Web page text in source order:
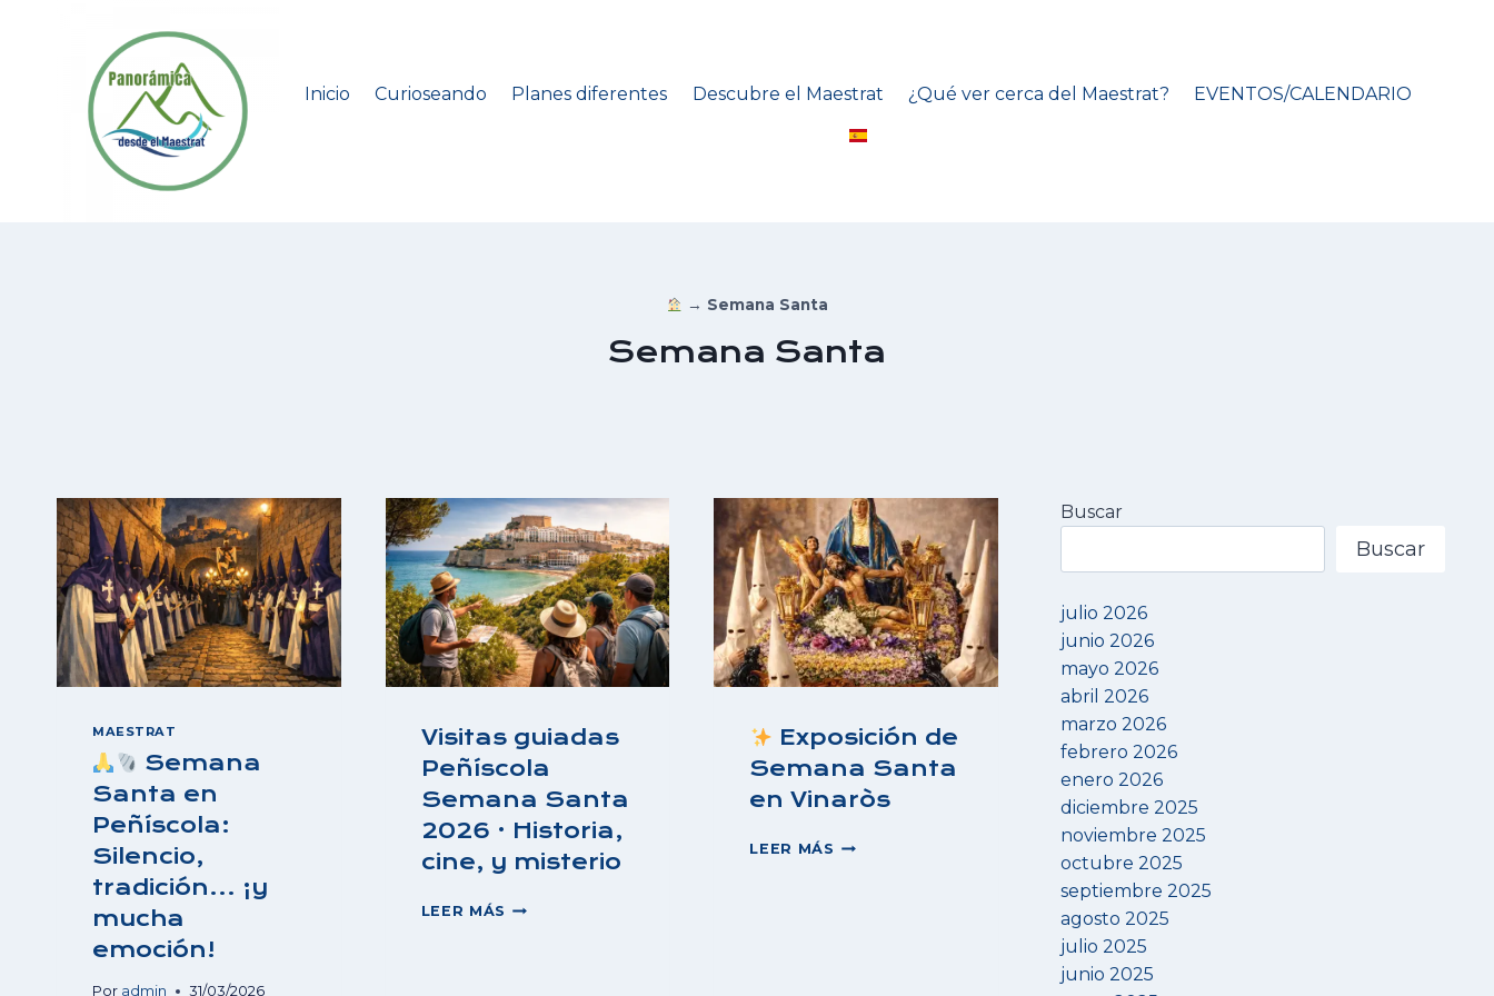
Inicio
Curioseando Planes diferentes Descubre el Maestrat ¿Qué ver cerca del Maestrat? EVENTOS/CALENDARIO
→ Semana Santa
Semana Santa
MAESTRAT
Semana
Santa en
Peñíscola:
Silencio,
tradición… ¡y
mucha
emoción!
Por admin 31/03/2026
Visitas guiadas
Peñíscola
Semana Santa
2026 · Historia,
cine, y misterio
LEER MÁS VISITAS
Exposición de
Semana Santa
en Vinaròs
LEER MÁS
Buscar
Buscar
julio 2026
junio 2026
mayo 2026
abril 2026
marzo 2026
febrero 2026
enero 2026
diciembre 2025
noviembre 2025
octubre 2025
septiembre 2025
agosto 2025
julio 2025
junio 2025